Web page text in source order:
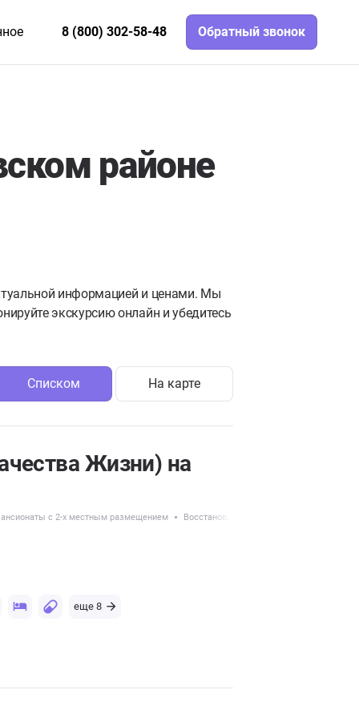
8 (800) 302-58-48 Обратный звонок
районе
информацией и ценами. Мы
экскурсию онлайн и убедитесь
Списком На карте
Жизни) на
с 2-х местным размещением Восстановление после перелома шейки
еще 8